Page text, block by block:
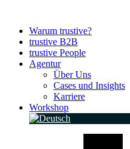
springenWarum trustive?
trustive B2B
trustive People
Agentur
Über Uns
Cases und Insights
Karriere
Workshop